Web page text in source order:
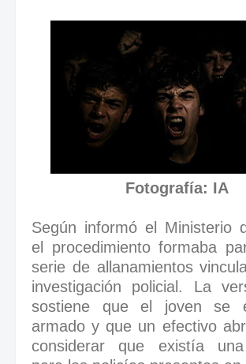
Fotografía: IA
Según informó el Ministerio
el procedimiento formaba
serie de allanamientos
investigación policial. La
sostiene que el joven se
armado y que un efectivo
considerar que existía